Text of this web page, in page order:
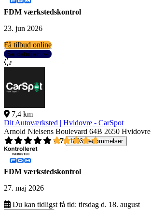
FDM værkstedskontrol
23. jun 2026
Få tilbud online
Se detaljer
7,4 km
Dit Autoværksted | Hvidovre - CarSpot
Arnold Nielsens Boulevard 64B 2650 Hvidovre
4,7
1003 bedømmelser
FDM værkstedskontrol
27. maj 2026
Du kan tidligst få tid: tirsdag d. 18. august